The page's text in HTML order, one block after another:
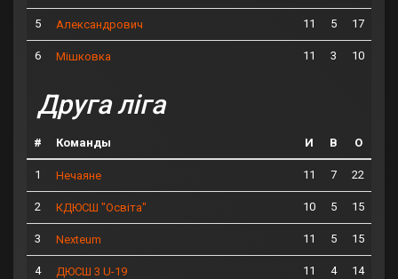
5 Александрович 11 5 17
6 Мішковка 11 3 10
Друга ліга
# Команды И В О
1 Нечаяне 11 7 22
2 КДЮСШ "Освіта" 10 5 15
3 Nexteum 11 5 15
4 ДЮСШ 3 U-19 11 4 14